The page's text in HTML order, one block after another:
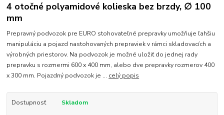
4 otočné polyamidové kolieska bez brzdy, ∅ 100
mm
Prepravný podvozok pre EURO stohovateľné prepravky umožňuje ľahšiu
manipuláciu a pojazd nastohovaných prepraviek v rámci skladovacích a
výrobných priestorov. Na podvozok je možné uložiť do jednej rady
prepravku s rozmermi 600 x 400 mm, alebo dve prepravky rozmerov 400
x 300 mm. Pojazdný podvozok je ... celý popis
Dostupnosť Skladom